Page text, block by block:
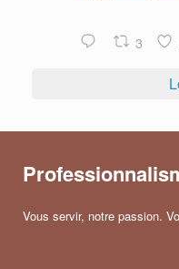
3
Vous servir, notre passion.